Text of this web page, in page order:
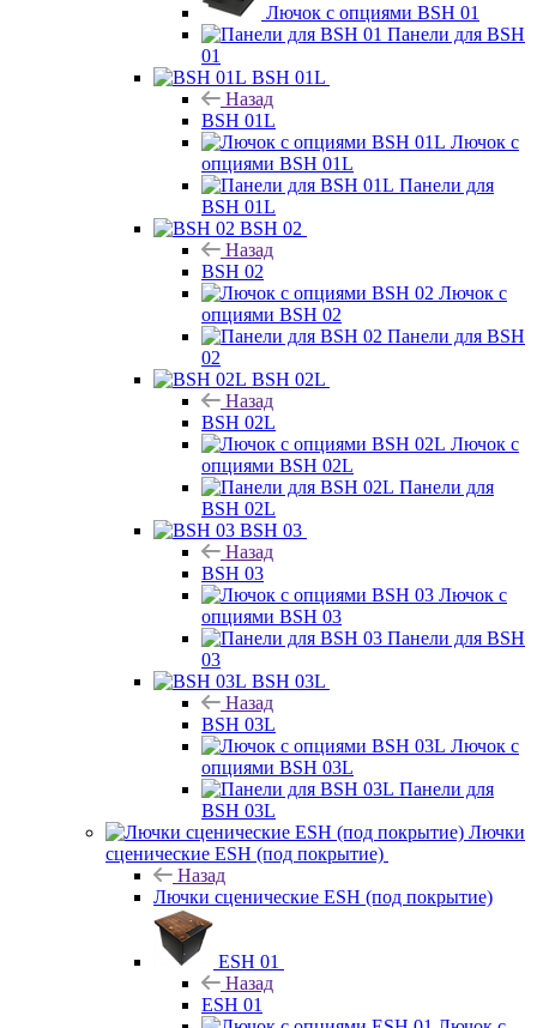
Лючок с опциями BSH 01
Панели для BSH
01
BSH 01L
Назад
BSH 01L
Лючок с
опциями BSH 01L
Панели для
BSH 01L
BSH 02
Назад
BSH 02
Лючок с
опциями BSH 02
Панели для BSH
02
BSH 02L
Назад
BSH 02L
Лючок с
опциями BSH 02L
Панели для
BSH 02L
BSH 03
Назад
BSH 03
Лючок с
опциями BSH 03
Панели для BSH
03
BSH 03L
Назад
BSH 03L
Лючок с
опциями BSH 03L
Панели для
BSH 03L
Лючки
сценические ESH (под покрытие)
Назад
Лючки сценические ESH (под покрытие)
ESH 01
Назад
ESH 01